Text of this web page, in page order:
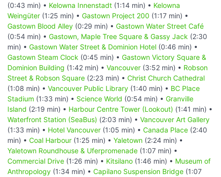
(0:43 min) • Kelowna Innenstadt (1:14 min) • Kelowna
Weingüter (1:25 min) • Gastown Project 200 (1:17 min) •
Gastown Blood Alley (0:29 min) • Gastown Water Street Café
(0:54 min) • Gastown, Maple Tree Square & Gassy Jack (2:30
min) • Gastown Water Street & Dominion Hotel (0:46 min) •
Gastown Steam Clock (0:45 min) • Gastown Victory Square &
Dominion Building (1:42 min) • Vancouver (3:52 min) • Robson
Street & Robson Square (2:23 min) • Christ Church Cathedral
(1:08 min) • Vancouver Public Library (1:40 min) • BC Place
Stadium (1:33 min) • Science World (0:54 min) • Granville
Island (2:19 min) • Harbour Centre Tower (Lookout) (1:41 min) •
Waterfront Station (SeaBus) (2:03 min) • Vancouver Art Gallery
(1:33 min) • Hotel Vancouver (1:05 min) • Canada Place (2:40
min) • Coal Harbour (1:25 min) • Yaletown (2:24 min) •
Yaletown Roundhouse & Uferpromenade (1:07 min) •
Commercial Drive (1:26 min) • Kitsilano (1:46 min) • Museum of
Anthropology (1:34 min) • Capilano Suspension Bridge (1:07